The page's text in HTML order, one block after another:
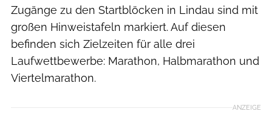
Zugänge zu den Startblöcken in Lindau sind mit
großen Hinweistafeln markiert. Auf diesen
befinden sich Zielzeiten für alle drei
Laufwettbewerbe: Marathon, Halbmarathon und
Viertelmarathon.
ANZEIGE